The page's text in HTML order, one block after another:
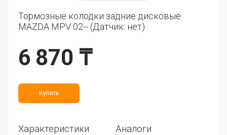
Тормозные колодки задние дисковые
MAZDA MPV 02-- (Датчик: нет)
6 870 ₸
Купить
Характеристики Аналоги